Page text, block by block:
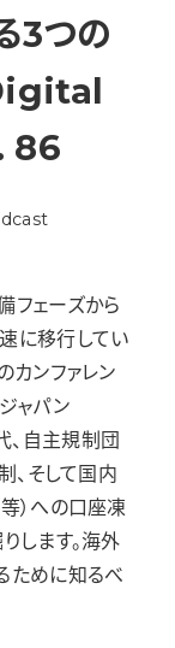
3つの
86
ー
フェーズから
に移行してい
カンファレン
ャパン
、自主規制団
、そして国内
）への口座凍
します。海外
ために知るべ